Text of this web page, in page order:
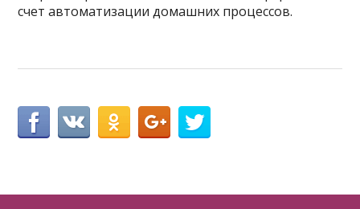
счет автоматизации домашних процессов.